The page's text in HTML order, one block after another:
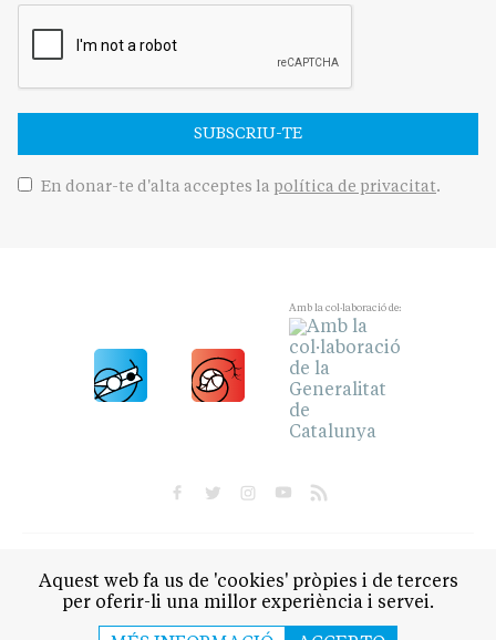
SUBSCRIU-TE
En donar-te d'alta acceptes la política de privacitat.
Amb la col·laboració de:
POLÍTICA CULTURA SOCIETAT
ESPORTS
OPINIÓ
CONTACTE AVÍS LEGAL POLÍTICA DE PRIVACITAT
Aquest web fa us de 'cookies' pròpies i de tercers
per oferir-li una millor experiència i servei.